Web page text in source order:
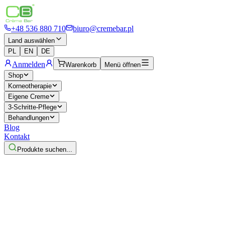
+48 536 880 710 biuro@cremebar.pl
Land auswählen
PL
EN DE
Anmelden Warenkorb
Menü öffnen
Shop
Korneotherapie
Eigene Creme
3-Schritte-Pflege
Behandlungen
Blog
Kontakt
Produkte suchen...